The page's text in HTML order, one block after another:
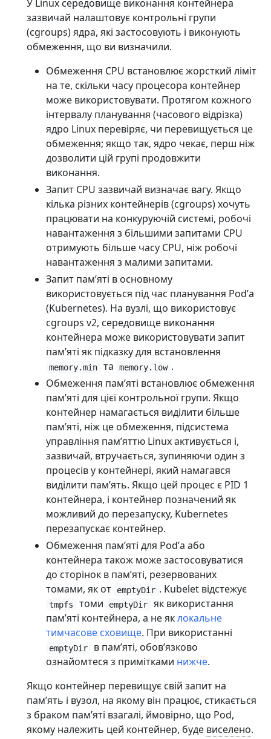
У Linux середовище виконання контейнера
зазвичай налаштовує контрольні групи
(cgroups) ядра, які застосовують і виконують
обмеження, що ви визначили.
Обмеження CPU встановлює жорсткий ліміт
на те, скільки часу процесора контейнер
може використовувати. Протягом кожного
інтервалу планування (часового відрізка)
ядро Linux перевіряє, чи перевищується це
обмеження; якщо так, ядро чекає, перш ніж
дозволити цій групі продовжити
виконання.
Запит CPU зазвичай визначає вагу. Якщо
кілька різних контейнерів (cgroups) хочуть
працювати на конкуруючій системі, робочі
навантаження з більшими запитами CPU
отримують більше часу CPU, ніж робочі
навантаження з малими запитами.
Запит памʼяті в основному
використовується під час планування Podʼа
(Kubernetes). На вузлі, що використовує
cgroups v2, середовище виконання
контейнера може використовувати запит
памʼяті як підказку для встановлення
memory.min та memory.low .
Обмеження памʼяті встановлює обмеження
памʼяті для цієї контрольної групи. Якщо
контейнер намагається виділити більше
памʼяті, ніж це обмеження, підсистема
управління памʼяттю Linux активується і,
зазвичай, втручається, зупиняючи один з
процесів у контейнері, який намагався
виділити памʼять. Якщо цей процес є PID 1
контейнера, і контейнер позначений як
можливий до перезапуску, Kubernetes
перезапускає контейнер.
Обмеження памʼяті для Podʼа або
контейнера також може застосовуватися
до сторінок в памʼяті, резервованих
томами, як от
emptyDir . Kubelet відстежує
tmpfs томи emptyDir
як використання
памʼяті контейнера, а не яклокальне
тимчасове сховище. При використанні
emptyDir
в памʼяті, обовʼязково
ознайомтеся з примітками нижче.
Якщо контейнер перевищує свій запит на
памʼять і вузол, на якому він працює, стикається
з браком памʼяті взагалі, ймовірно, що Pod,
якому належить цей контейнер, буде виселено.